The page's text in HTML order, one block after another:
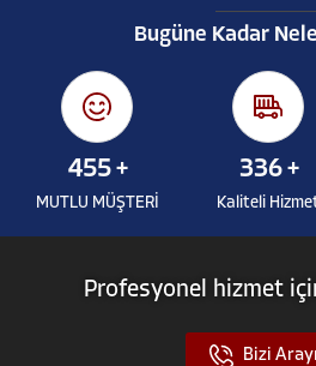
Bugüne Kadar
455+
MUTLU MÜŞTERİ
336+
Kaliteli
Profesyonel hizmet
Bizi